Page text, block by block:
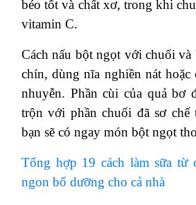
béo tốt và chất xơ, trong khi
vitamin C.
Cách nấu bột ngọt với chuối
chín, dùng nĩa nghiền nát
nhuyễn. Phần cùi của quả bơ
trộn với phần chuối đã sơ
bạn sẽ có ngay món bột ngọt
Tổng hợp 19 cách làm sữa từ
ngon bổ dưỡng cho cả nhà